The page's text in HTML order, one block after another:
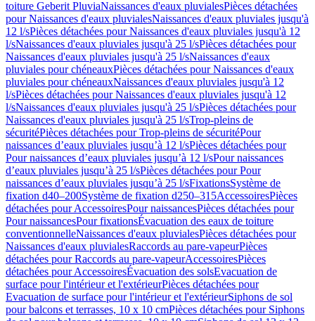
toiture Geberit PluviaNaissances d'eaux pluvialesPièces détachées
pour Naissances d'eaux pluvialesNaissances d'eaux pluviales jusqu'à
12 l/sPièces détachées pour Naissances d'eaux pluviales jusqu'à 12
l/sNaissances d'eaux pluviales jusqu'à 25 l/sPièces détachées pour
Naissances d'eaux pluviales jusqu'à 25 l/sNaissances d'eaux
pluviales pour chéneauxPièces détachées pour Naissances d'eaux
pluviales pour chéneauxNaissances d'eaux pluviales jusqu'à 12
l/sPièces détachées pour Naissances d'eaux pluviales jusqu'à 12
l/sNaissances d'eaux pluviales jusqu'à 25 l/sPièces détachées pour
Naissances d'eaux pluviales jusqu'à 25 l/sTrop-pleins de
sécuritéPièces détachées pour Trop-pleins de sécuritéPour
naissances d’eaux pluviales jusqu’à 12 l/sPièces détachées pour
Pour naissances d’eaux pluviales jusqu’à 12 l/sPour naissances
d’eaux pluviales jusqu’à 25 l/sPièces détachées pour Pour
naissances d’eaux pluviales jusqu’à 25 l/sFixationsSystème de
fixation d40–200Système de fixation d250–315AccessoiresPièces
détachées pour AccessoiresPour naissancesPièces détachées pour
Pour naissancesPour fixationsÉvacuation des eaux de toiture
conventionnelleNaissances d'eaux pluvialesPièces détachées pour
Naissances d'eaux pluvialesRaccords au pare-vapeurPièces
détachées pour Raccords au pare-vapeurAccessoiresPièces
détachées pour AccessoiresÉvacuation des solsEvacuation de
surface pour l'intérieur et l'extérieurPièces détachées pour
Evacuation de surface pour l'intérieur et l'extérieurSiphons de sol
pour balcons et terrasses, 10 x 10 cmPièces détachées pour Siphons